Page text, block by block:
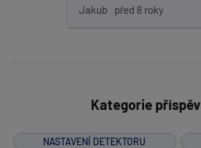
Jakub před 8 roky
Kategorie
NASTAVENÍ DETEKTORU